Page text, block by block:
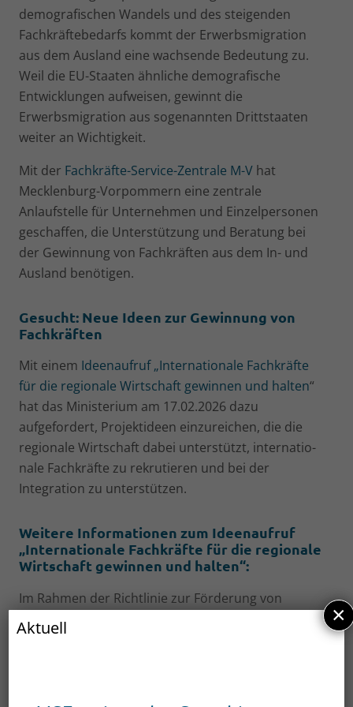
demografischen Wandels und des steigenden
Fachkräftebedarfs kommt der Erwerbsmigration
aus dem Aus­land eine wachsende Bedeutung zu.
Weil die EU-Staaten ähnliche demografische
Entwicklungen aufweisen, gewinnt die
Erwerbsmigration aus sogenannten Drittstaaten
weiter an Wichtigkeit.
Mit der Fachkräfte-Service-Zentrale M-V hat
Mecklenburg-Vorpommern eine zentrale
Anlaufstelle für Unternehmen und Einzelpersonen
geschaffen, die Unterstützung und Beratung bei
der Gewinnung von Fachkräften aus dem In- und
Ausland benötigen.
Gesucht: Neue Ideen zur Gewinnung von
Fachkräften
Mit einem Ideenaufruf „Internationale Fachkräfte
für die regio­nale Wirtschaft gewinnen und halten“
hat das Ministerium am 17.02.2026 dazu
aufgefordert, Projektideen einzureichen, die die
regionale Wirtschaft dabei unterstützt, internatio­
nale Fachkräfte zu rekrutieren und bei der
Integration zu unterstützen.
Weitere Informationen zum Ideenaufruf
„Internationale Fachkräfte für die regionale
Wirtschaft gewinnen und halten“:
Im Rahmen der Richtlinie zur Förderung von
Strukturentwick­lungsmaßnahmen aus Mitteln des
Europäischen Sozialfonds Plus (ESF Plus) sollen
Aktuell ×